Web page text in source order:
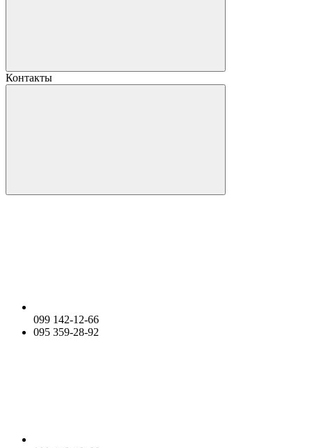
Контакты
099 142-12-66
095 359-28-92